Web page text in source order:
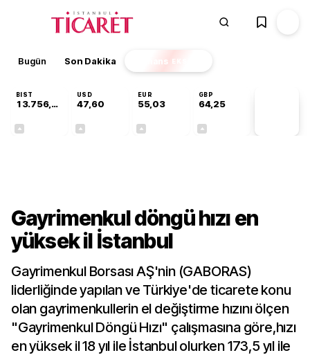
Bugün Son Dakika Finans EKSTRA
BIST
13.756,94
USD
47,60
EUR
55,03
GBP
64,25
Gayrimenkul döngü hızı en
yüksek il İstanbul
Gayrimenkul Borsası AŞ'nin (GABORAS)
liderliğinde yapılan ve Türkiye'de ticarete konu
olan gayrimenkullerin el değiştirme hızını ölçen
"Gayrimenkul Döngü Hızı" çalışmasına göre,hızı
en yüksek il 18 yıl ile İstanbul olurken 173,5 yıl ile